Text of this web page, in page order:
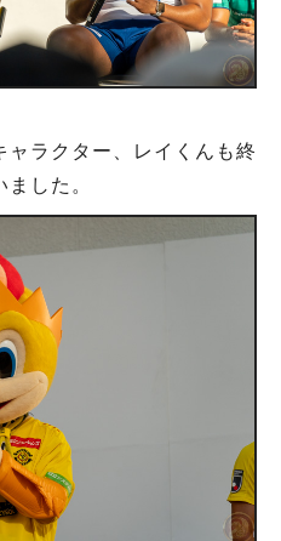
ラクター、レイくんも終
した。